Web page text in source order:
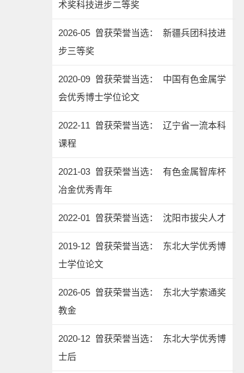
术奖科技进步二等奖
2026-05 曾获荣誉当选： 新疆兵团科技进
步三等奖
2020-09 曾获荣誉当选： 中国有色金属学
会优秀博士学位论文
2022-11 曾获荣誉当选： 辽宁省一流本科
课程
2021-03 曾获荣誉当选： 有色金属智库杯
冶金优秀青年
2022-01 曾获荣誉当选： 沈阳市拔尖人才
2019-12 曾获荣誉当选： 东北大学优秀博
士学位论文
2026-05 曾获荣誉当选： 东北大学索通奖
教金
2020-12 曾获荣誉当选： 东北大学优秀博
士后